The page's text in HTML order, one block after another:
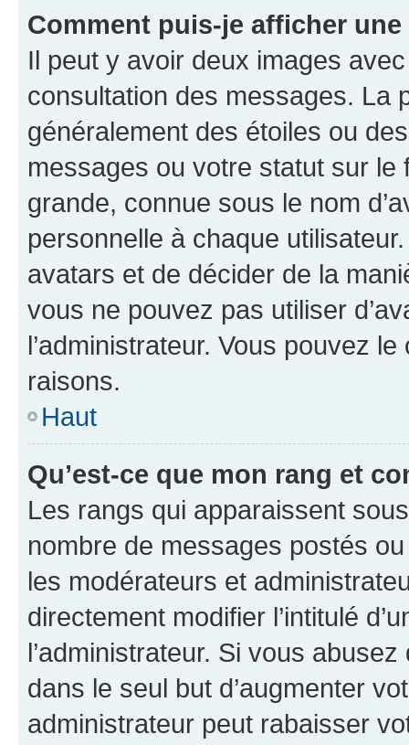
Comment puis-je afficher
Il peut y avoir deux images
consultation des messages. La
généralement des étoiles ou
messages ou votre statut sur
grande, connue sous le nom
personnelle à chaque utilisateur.
avatars et de décider de la
vous ne pouvez pas utiliser
l’administrateur. Vous pouvez
raisons.
Haut
Qu’est-ce que mon rang et
Les rangs qui apparaissent
nombre de messages postés
les modérateurs et
directement modifier l’intitulé
l’administrateur. Si vous
dans le seul but d’augmenter
administrateur peut rabaisser